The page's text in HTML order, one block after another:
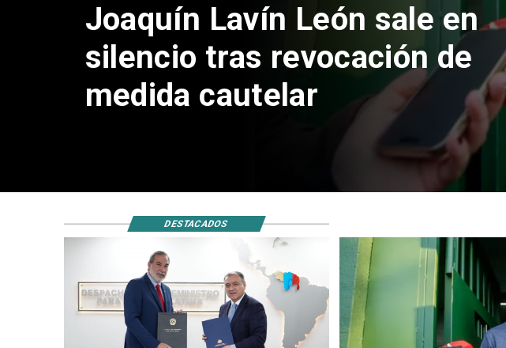
Chile y Venezuela formalizan
reinicio de relaciones
consulares
DESTACADOS